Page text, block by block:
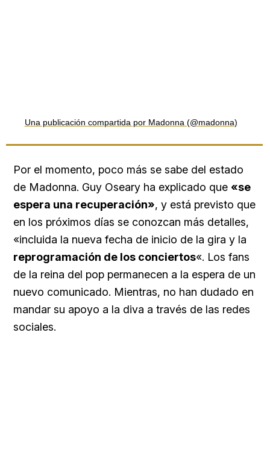
Una publicación compartida por Madonna (@madonna)
Por el momento, poco más se sabe del estado
de Madonna. Guy Oseary ha explicado que «se
espera una recuperación», y está previsto que
en los próximos días se conozcan más detalles,
«incluida la nueva fecha de inicio de la gira y la
reprogramación de los conciertos«. Los fans
de la reina del pop permanecen a la espera de un
nuevo comunicado. Mientras, no han dudado en
mandar su apoyo a la diva a través de las redes
sociales.